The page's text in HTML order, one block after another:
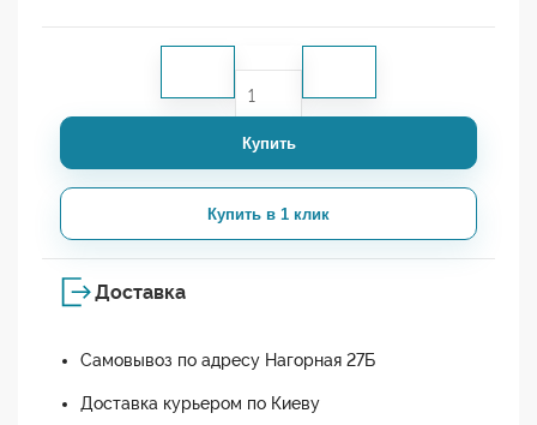
Купить
Купить в 1 клик
Доставка
Самовывоз по адресу Нагорная 27Б
Доставка курьером по Киеву